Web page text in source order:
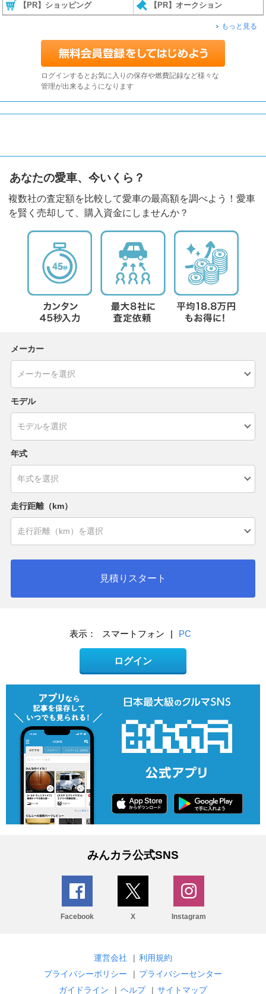
【PR】ショッピング 【PR】オークション
もっと見る
ログインするとお気に入りの保存や燃費記録など様々な
管理が出来るようになります
あなたの愛車、今いくら？
複数社の査定額を比較して愛車の最高額を調べよう！愛車
を賢く売却して、購入資金にしませんか？
メーカー
モデル
年式
走行距離（km）
見積りスタート
表示： スマートフォン | PC
ログイン
みんカラ公式SNS
Facebook X Instagram
運営会社 | 利用規約
プライバシーポリシー
| プライバシーセンター
ガイドライン
| ヘルプ | サイトマップ